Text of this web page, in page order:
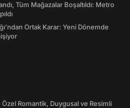
Tüm Mağazalar Boşaltıldı: Metro
Ortak Karar: Yeni Dönemde
Özel Romantik, Duygusal ve Resimli